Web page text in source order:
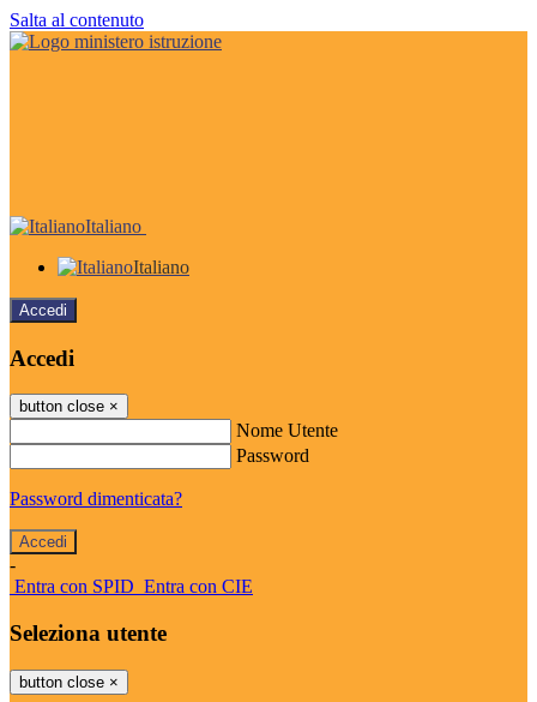
Salta al contenuto
Italiano
Italiano
Accedi
Accedi
button close ×
Nome Utente
Password
Password dimenticata?
-
Entra con SPID Entra con CIE
Seleziona utente
button close ×